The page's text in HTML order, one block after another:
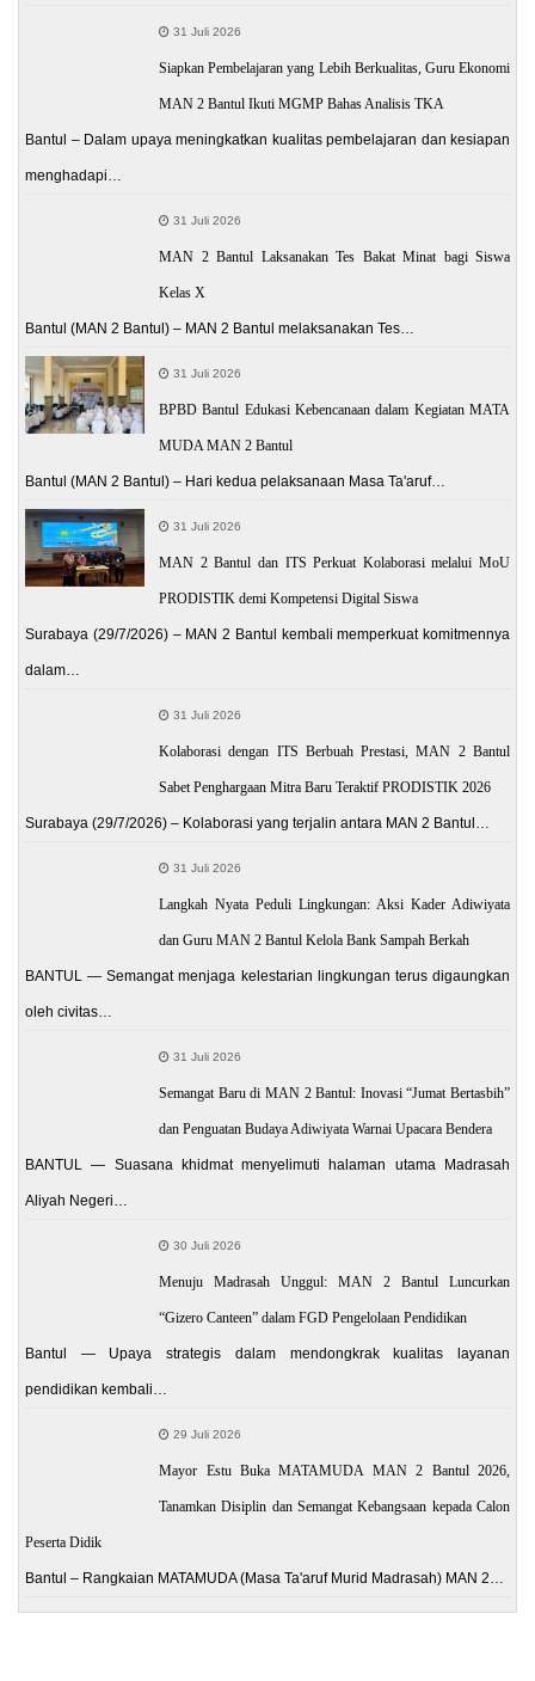
31 Juli 2026
Siapkan Pembelajaran yang Lebih Berkualitas, Guru Ekonomi
MAN 2 Bantul Ikuti MGMP Bahas Analisis TKA
Bantul – Dalam upaya meningkatkan kualitas pembelajaran dan kesiapan
menghadapi…
31 Juli 2026
MAN 2 Bantul Laksanakan Tes Bakat Minat bagi Siswa
Kelas X
Bantul (MAN 2 Bantul) – MAN 2 Bantul melaksanakan Tes…
31 Juli 2026
BPBD Bantul Edukasi Kebencanaan dalam Kegiatan MATA
MUDA MAN 2 Bantul
Bantul (MAN 2 Bantul) – Hari kedua pelaksanaan Masa Ta'aruf…
31 Juli 2026
MAN 2 Bantul dan ITS Perkuat Kolaborasi melalui MoU
PRODISTIK demi Kompetensi Digital Siswa
Surabaya (29/7/2026) – MAN 2 Bantul kembali memperkuat komitmennya
dalam…
31 Juli 2026
Kolaborasi dengan ITS Berbuah Prestasi, MAN 2 Bantul
Sabet Penghargaan Mitra Baru Teraktif PRODISTIK 2026
Surabaya (29/7/2026) – Kolaborasi yang terjalin antara MAN 2 Bantul…
31 Juli 2026
Langkah Nyata Peduli Lingkungan: Aksi Kader Adiwiyata
dan Guru MAN 2 Bantul Kelola Bank Sampah Berkah
BANTUL — Semangat menjaga kelestarian lingkungan terus digaungkan
oleh civitas…
31 Juli 2026
Semangat Baru di MAN 2 Bantul: Inovasi “Jumat Bertasbih”
dan Penguatan Budaya Adiwiyata Warnai Upacara Bendera
BANTUL — Suasana khidmat menyelimuti halaman utama Madrasah
Aliyah Negeri…
30 Juli 2026
Menuju Madrasah Unggul: MAN 2 Bantul Luncurkan
“Gizero Canteen” dalam FGD Pengelolaan Pendidikan
Bantul — Upaya strategis dalam mendongkrak kualitas layanan
pendidikan kembali…
29 Juli 2026
Mayor Estu Buka MATAMUDA MAN 2 Bantul 2026,
Tanamkan Disiplin dan Semangat Kebangsaan kepada Calon
Peserta Didik
Bantul – Rangkaian MATAMUDA (Masa Ta'aruf Murid Madrasah) MAN 2…